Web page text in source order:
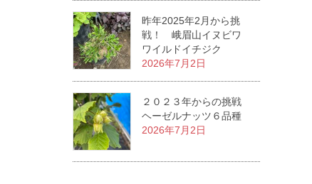
昨年2025年2月から挑
戦！ 峨眉山イヌビワ
ワイルドイチジク
2026年7月2日
２０２３年からの挑戦
ヘーゼルナッツ６品種
2026年7月2日